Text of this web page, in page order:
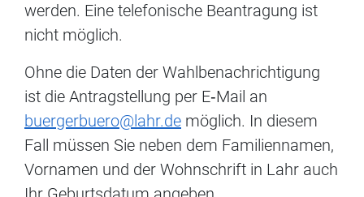
werden. Eine telefonische Beantragung ist
nicht möglich.
Ohne die Daten der Wahlbenachrichtigung
ist die Antragstellung per E‐Mail an
buergerbuero@lahr.de möglich. In diesem
Fall müssen Sie neben dem Familiennamen,
Vornamen und der Wohnschrift in Lahr auch